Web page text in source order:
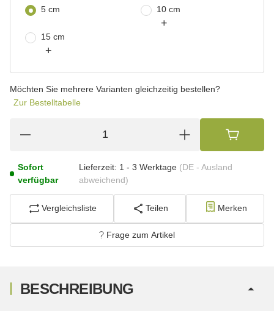
5 cm 10 cm
+
15 cm
+
Möchten Sie mehrere Varianten gleichzeitig bestellen?
Zur Bestelltabelle
Sofort
verfügbar
Lieferzeit: 1 - 3 Werktage (DE - Ausland
abweichend)
Vergleichsliste Teilen Merken
Frage zum Artikel
BESCHREIBUNG